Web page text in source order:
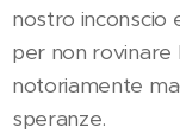
nostro inconscio
per non rovinare
notoriamente
speranze.